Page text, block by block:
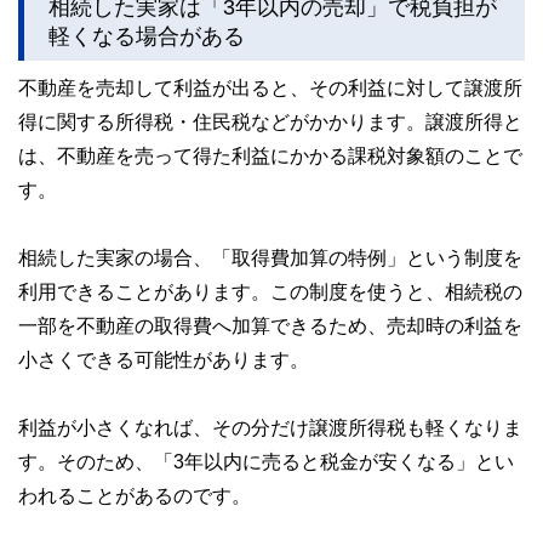
このように編集経験豊富なメンバーと金融や経済に精通した
執筆者・監修者による執筆体制を築くことで、内容のわかり
やすさはもちろんのこと、読み応えのあるコンテンツと確か
私たちは、快適でより良い生活のアイデアを提供するお金の
コンシェルジュを目指します。
相続した実家は「3年以内の売却」で税負担が
軽くなる場合がある
不動産を売却して利益が出ると、その利益に対して譲渡所
得に関する所得税・住民税などがかかります。譲渡所得と
は、不動産を売って得た利益にかかる課税対象額のことで
す。
相続した実家の場合、「取得費加算の特例」という制度を
利用できることがあります。この制度を使うと、相続税の
一部を不動産の取得費へ加算できるため、売却時の利益を
小さくできる可能性があります。
利益が小さくなれば、その分だけ譲渡所得税も軽くなりま
す。そのため、「3年以内に売ると税金が安くなる」とい
われることがあるのです。